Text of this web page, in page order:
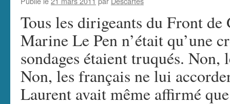
Tous les dirigeants du Front de
Marine Le Pen n’était qu’une
sondages étaient truqués.
Non, les français ne lui
Laurent avait même affirmé